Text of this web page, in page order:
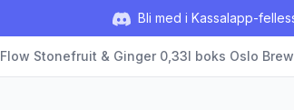
Bli med i Kassalapp-
Flow Stonefruit & Ginger 0,33l boks Oslo